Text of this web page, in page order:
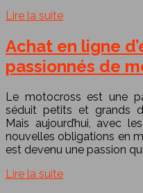
Lire la suite
Achat en ligne
passionnés de
Le motocross est une
séduit petits et grands
Mais aujourd’hui, avec
nouvelles obligations en
est devenu une passion
Lire la suite